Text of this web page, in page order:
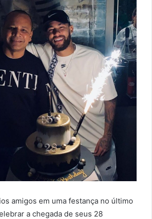
amigos em uma festança no último
a chegada de seus 28